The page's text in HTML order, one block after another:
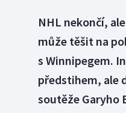
NHL nekončí,
může těšit na
s Winnipegem.
předstihem, ale
soutěže Garyho